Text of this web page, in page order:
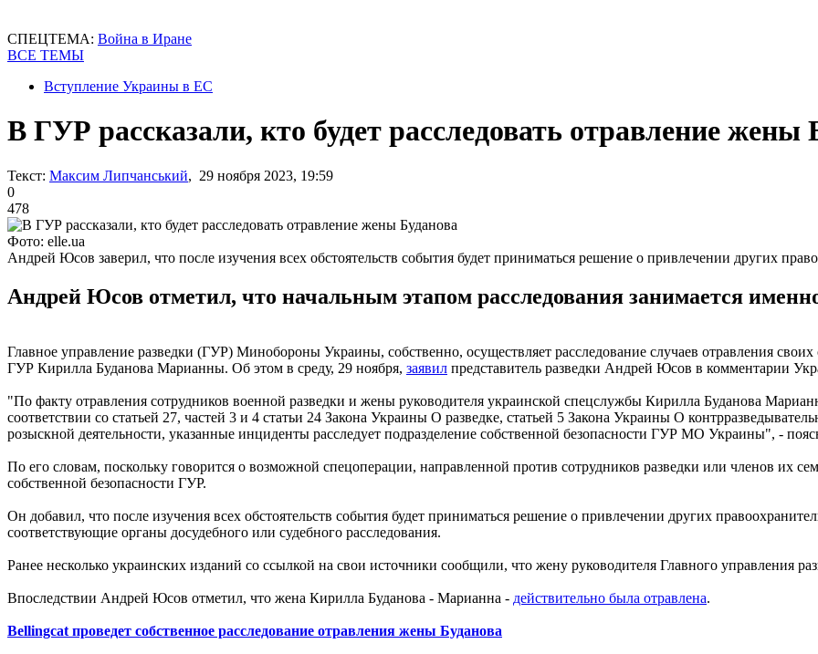
СПЕЦТЕМА: Война в Иране
ВСЕ ТЕМЫ
Вступление Украины в ЕС
В ГУР рассказали, кто будет расследовать отравление жены
Текст: Максим Липчанський, 29 ноября 2023, 19:59
0
478
Фото: elle.ua
Андрей Юсов заверил, что после изучения всех обстоятельств события будет приниматься решение о привлечении других
Андрей Юсов отметил, что начальным этапом расследования занимается
Главное управление разведки (ГУР) Минобороны Украины, собственно, осуществляет расследование случаев отравления
ГУР Кирилла Буданова Марианны. Об этом в среду, 29 ноября, заявил представитель разведки Андрей Юсов в комментарии
"По факту отравления сотрудников военной разведки и жены руководителя украинской спецслужбы Кирилла Буданова
соответствии со статьей 27, частей 3 и 4 статьи 24 Закона Украины О разведке, статьей 5 Закона Украины О
розыскной деятельности, указанные инциденты расследует подразделение собственной безопасности ГУР МО Украины", -
По его словам, поскольку говорится о возможной спецоперации, направленной против сотрудников разведки или членов их
собственной безопасности ГУР.
Он добавил, что после изучения всех обстоятельств события будет приниматься решение о привлечении других
соответствующие органы досудебного или судебного расследования.
Ранее несколько украинских изданий со ссылкой на свои источники сообщили, что жену руководителя Главного управления
Впоследствии Андрей Юсов отметил, что жена Кирилла Буданова - Марианна - действительно была отравлена.
Bellingcat проведет собственное расследование отравления жены Буданова